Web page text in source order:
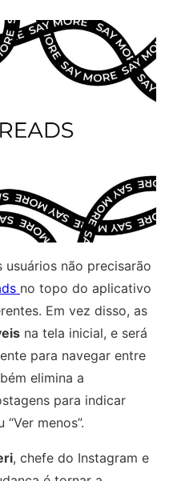
não precisarão
no topo do aplicativo
Em vez disso, as
na tela inicial, e será
para navegar entre
elimina a
para indicar
menos”.
, chefe do Instagram e